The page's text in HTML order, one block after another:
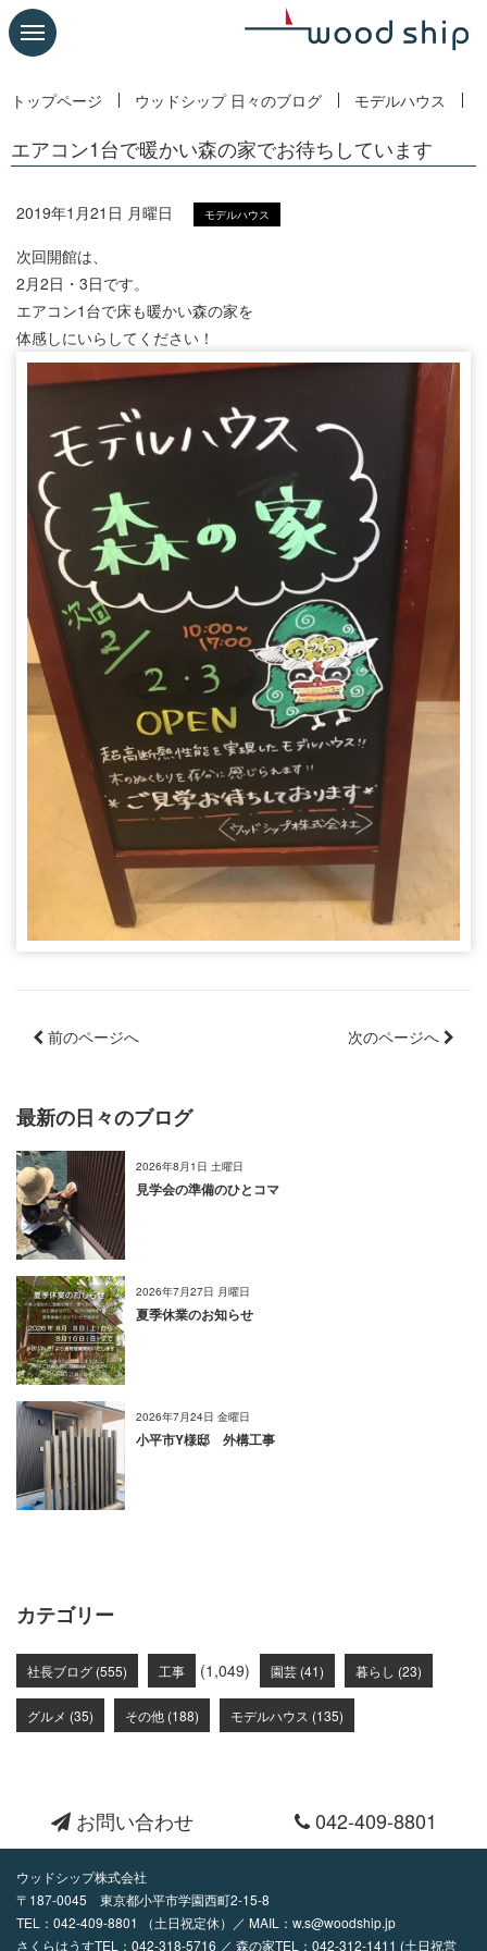
トップページ ウッドシップ 日々のブログ モデルハウス
エアコン1台で暖かい森の家でお待ちしています
2019年1月21日 月曜日 モデルハウス
次回開館は、
2月2日・3日です。
エアコン1台で床も暖かい森の家を
体感しにいらしてください！
前のページへ 次のページへ
最新の日々のブログ
2026年8月1日 土曜日
見学会の準備のひとコマ
2026年7月27日 月曜日
夏季休業のお知らせ
2026年7月24日 金曜日
小平市Y様邸 外構工事
カテゴリー
社長ブログ (555) 工事 (1,049) 園芸 (41) 暮らし (23)
グルメ (35) その他 (188) モデルハウス (135)
お問い合わせ 042-409-8801
ウッドシップ株式会社
〒187-0045 東京都小平市学園西町2-15-8
TEL： 042-409-8801 （土日祝定休）／ MAIL： w.s@woodship.jp
さくらはうすTEL：042-318-5716 ／ 森の家TEL：042-312-1411 (土日祝営